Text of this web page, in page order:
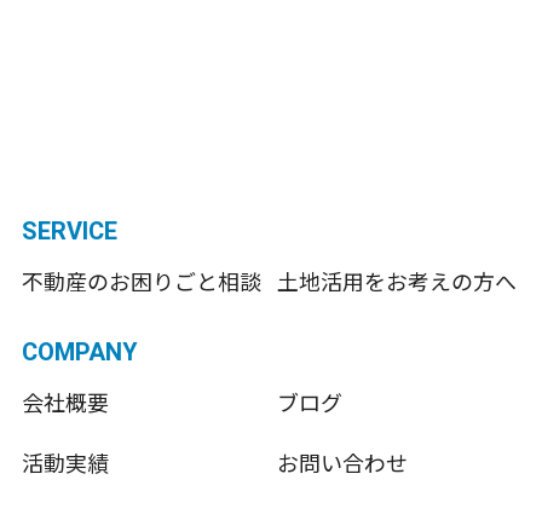
SERVICE
不動産のお困りごと相談 土地活用をお考えの方へ
COMPANY
会社概要
ブログ
活動実績
お問い合わせ